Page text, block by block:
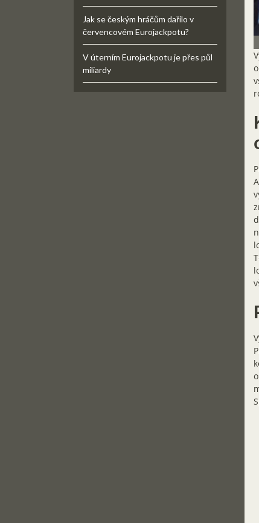
Jak se českým hráčům dařilo v
červencovém Eurojackpotu?
V úterním Eurojackpotu je přes půl
miliardy